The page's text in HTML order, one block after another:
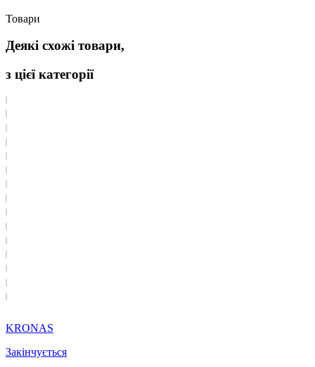
Товари
Деякі схожі товари,
з цієї категорії
KRONAS
Закінчується